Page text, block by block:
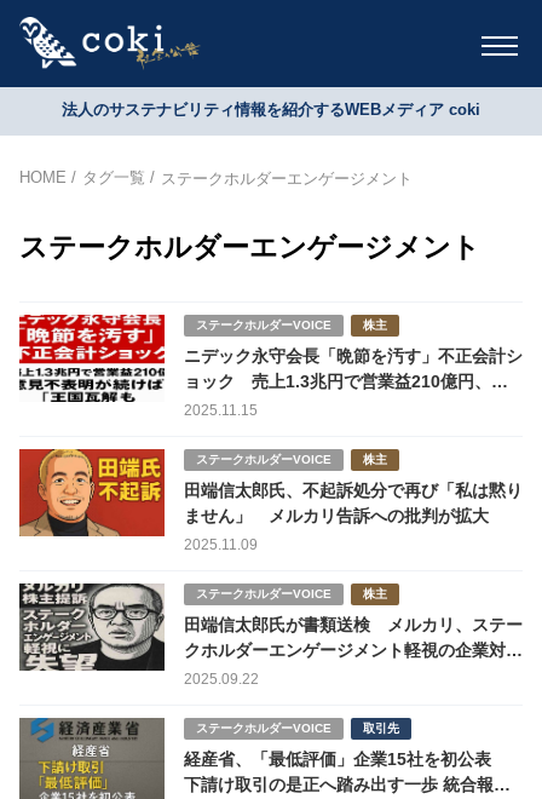
法人のサステナビリティ情報を紹介するWEBメディア coki
HOME タグ一覧 ステークホルダーエンゲージメント
ステークホルダーエンゲージメント
ステークホルダーVOICE 株主
ニデック永守会長「晩節を汚す」不正会計シ
ョック 売上1.3兆円で営業益210億円、意
見不表明続き王国瓦解も？
2025.11.15
ステークホルダーVOICE 株主
田端信太郎氏、不起訴処分で再び「私は黙り
ません」 メルカリ告訴への批判が拡大
2025.11.09
ステークホルダーVOICE 株主
田端信太郎氏が書類送検 メルカリ、ステー
クホルダーエンゲージメント軽視の企業対応
に失望の声
2025.09.22
ステークホルダーVOICE 取引先
経産省、「最低評価」企業15社を初公表
下請け取引の是正へ踏み出す一歩 統合報告